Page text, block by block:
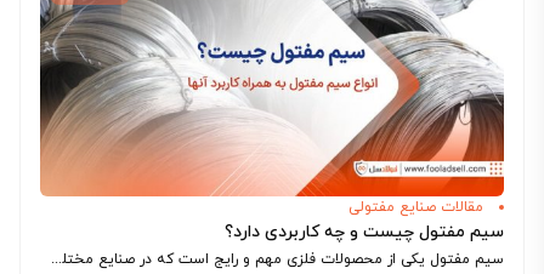
مقالات صنایع مفتولی
سیم مفتول چیست و چه کاربردی دارد؟
سیم مفتول یکی از محصولات فلزی مهم و رایج است که در صنایع مختلف به کار می‌رود. این محصول به دلیل خصوصیات منحصر به فرد...